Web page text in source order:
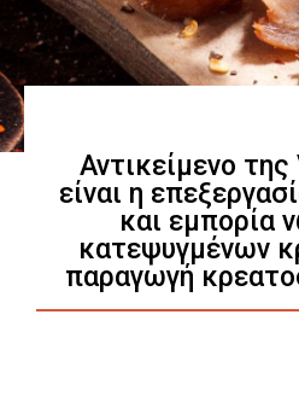
Αντικείμενο
είναι η
και εμπορία
κατεψυγμένων
παραγωγή